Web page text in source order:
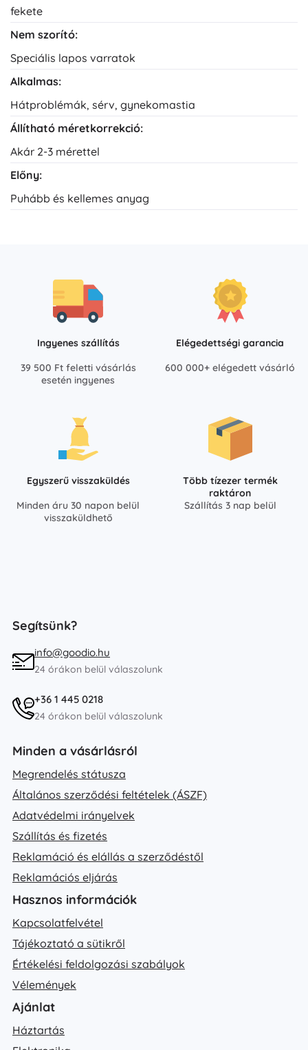
fekete
Nem szorító:
Speciális lapos varratok
Alkalmas:
Hátproblémák, sérv, gynekomastia
Állítható méretkorrekció:
Akár 2-3 mérettel
Előny:
Puhább és kellemes anyag
Ingyenes szállítás
39 500 Ft feletti vásárlás
esetén ingyenes
Elégedettségi garancia
600 000+ elégedett vásárló
Egyszerű visszaküldés
Minden áru 30 napon belül
visszaküldhető
Több tízezer termék
raktáron
Szállítás 3 nap belül
Segítsünk?
info@goodio.hu
24 órákon belül válaszolunk
+36 1 445 0218
24 órákon belül válaszolunk
Minden a vásárlásról
Megrendelés státusza
Általános szerződési feltételek (ÁSZF)
Adatvédelmi irányelvek
Szállítás és fizetés
Reklamáció és elállás a szerződéstől
Reklamációs eljárás
Hasznos információk
Kapcsolatfelvétel
Tájékoztató a sütikről
Értékelési feldolgozási szabályok
Vélemények
Ajánlat
Háztartás